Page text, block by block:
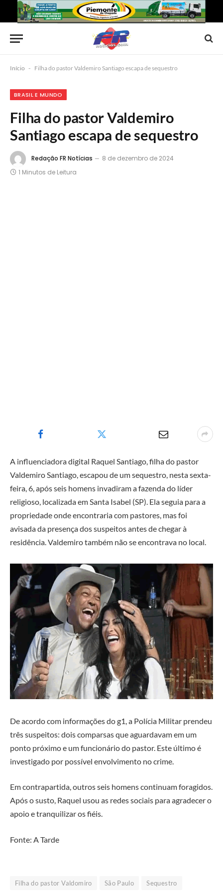
Início - Filha do pastor Valdemiro Santiago escapa de sequestro
BRASIL E MUNDO
Filha do pastor Valdemiro
Santiago escapa de sequestro
Redação FR Notícias
8 de dezembro de 2024
1 Minutos de Leitura
A influenciadora digital Raquel Santiago, filha do pastor
Valdemiro Santiago, escapou de um sequestro, nesta sexta-
feira, 6, após seis homens invadiram a fazenda do líder
religioso, localizada em Santa Isabel (SP). Ela seguia para a
propriedade onde encontraria com pastores, mas foi
avisada da presença dos suspeitos antes de chegar à
residência. Valdemiro também não se encontrava no local.
De acordo com informações do g1, a Polícia Militar prendeu
três suspeitos: dois comparsas que aguardavam em um
ponto próximo e um funcionário do pastor. Este último é
investigado por possível envolvimento no crime.
Em contrapartida, outros seis homens continuam foragidos.
Após o susto, Raquel usou as redes sociais para agradecer o
apoio e tranquilizar os fiéis.
Fonte: A Tarde
Filha do pastor Valdomiro São Paulo Sequestro